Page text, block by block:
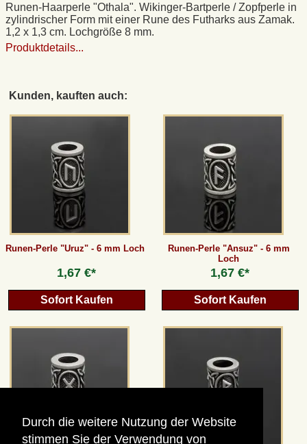
Durch die weitere Nutzung der Website
stimmen Sie der Verwendung von
Runen-Haarperle "Othala". Wikinger-Bartperle / Zopfperle in
zylindrischer Form mit einer Rune des Futharks aus Zamak.
1,2 x 1,3 cm. Lochgröße 8 mm.
Produktdetails...
Kunden, kauften auch:
Runen-Perle "Uruz" - 6 mm Loch
1,67 €*
Sofort Kaufen
Runen-Perle "Ansuz" - 6 mm
Loch
1,67 €*
Sofort Kaufen
Datenschutz
Widerrufsrecht
Anfertigung von Museumsrepliken
Gästebuch
Newsletter
Vertrag wiederrufen
eventueller Zölle (bei Nicht-EU-Ländern). Durchgestrichene Preise entsprechen dem
bisherigen Preis bei peraperis.com.
Zur klassischen Website